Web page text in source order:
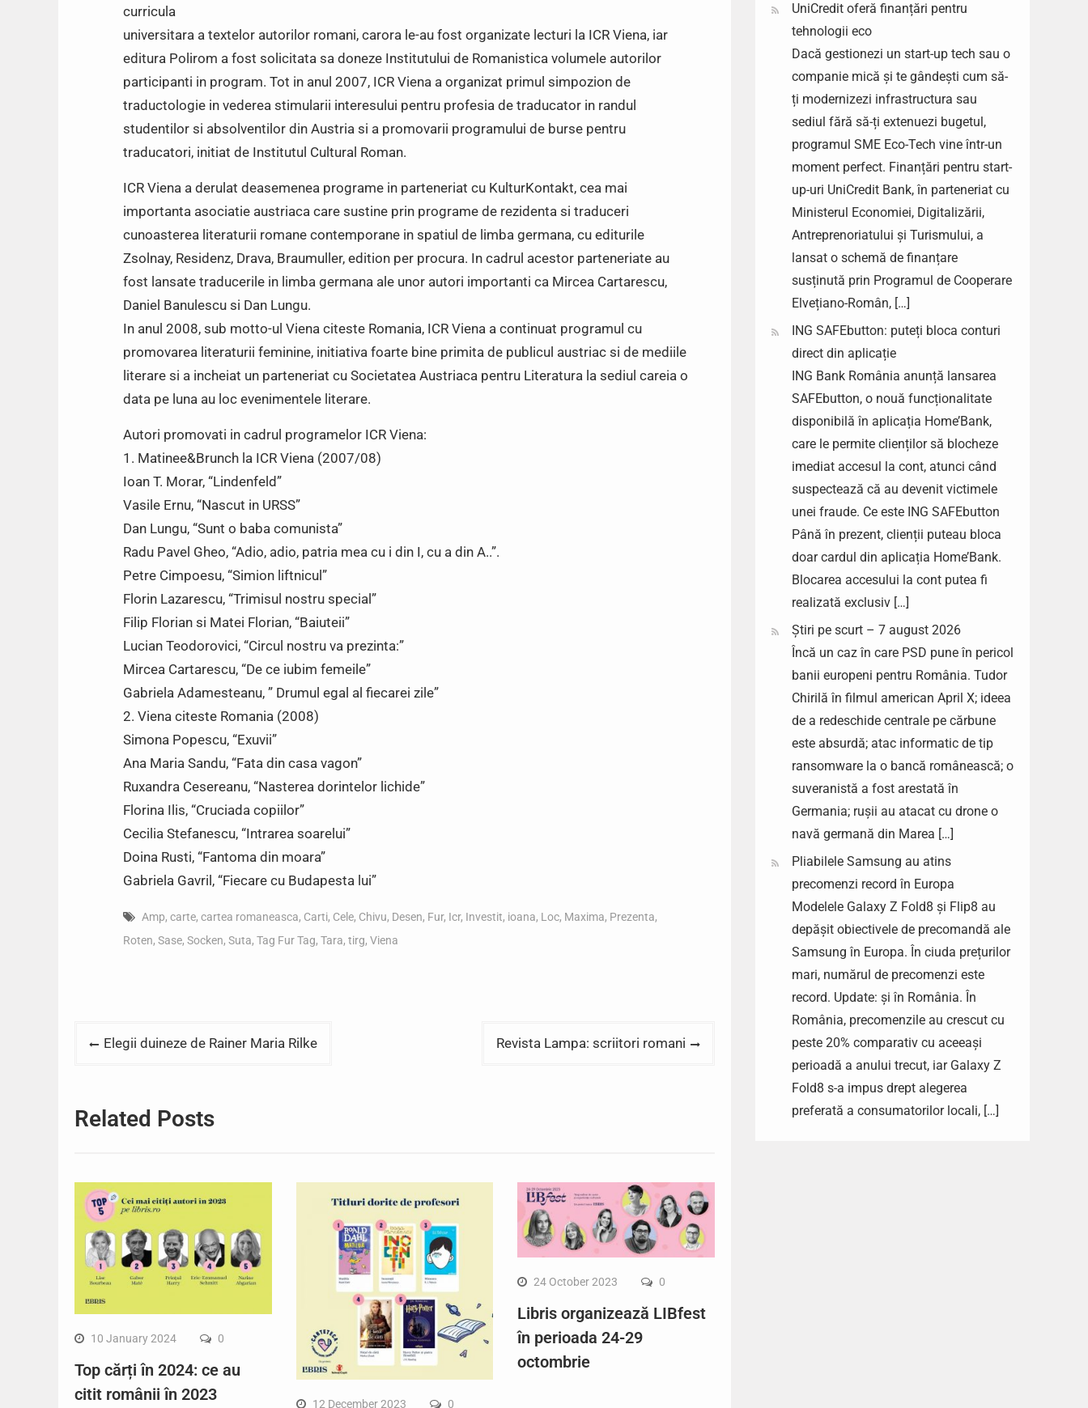
curricula
universitara a textelor autorilor romani, carora le-au fost organizate lecturi la ICR Viena, iar
editura Polirom a fost solicitata sa doneze Institutului de Romanistica volumele autorilor
participanti in program. Tot in anul 2007, ICR Viena a organizat primul simpozion de
traductologie in vederea stimularii interesului pentru profesia de traducator in randul
studentilor si absolventilor din Austria si a promovarii programului de burse pentru
traducatori, initiat de Institutul Cultural Roman.
ICR Viena a derulat deasemenea programe in parteneriat cu KulturKontakt, cea mai
importanta asociatie austriaca care sustine prin programe de rezidenta si traduceri
cunoasterea literaturii romane contemporane in spatiul de limba germana, cu editurile
Zsolnay, Residenz, Drava, Braumuller, edition per procura. In cadrul acestor parteneriate au
fost lansate traducerile in limba germana ale unor autori importanti ca Mircea Cartarescu,
Daniel Banulescu si Dan Lungu.
In anul 2008, sub motto-ul Viena citeste Romania, ICR Viena a continuat programul cu
promovarea literaturii feminine, initiativa foarte bine primita de publicul austriac si de mediile
literare si a incheiat un parteneriat cu Societatea Austriaca pentru Literatura la sediul careia o
data pe luna au loc evenimentele literare.
Autori promovati in cadrul programelor ICR Viena:
1. Matinee&Brunch la ICR Viena (2007/08)
Ioan T. Morar, “Lindenfeld”
Vasile Ernu, “Nascut in URSS”
Dan Lungu, “Sunt o baba comunista”
Radu Pavel Gheo, “Adio, adio, patria mea cu i din I, cu a din A..”.
Petre Cimpoesu, “Simion liftnicul”
Florin Lazarescu, “Trimisul nostru special”
Filip Florian si Matei Florian, “Baiuteii”
Lucian Teodorovici, “Circul nostru va prezinta:”
Mircea Cartarescu, “De ce iubim femeile”
Gabriela Adamesteanu, ” Drumul egal al fiecarei zile”
2. Viena citeste Romania (2008)
Simona Popescu, “Exuvii”
Ana Maria Sandu, “Fata din casa vagon”
Ruxandra Cesereanu, “Nasterea dorintelor lichide”
Florina Ilis, “Cruciada copiilor”
Cecilia Stefanescu, “Intrarea soarelui”
Doina Rusti, “Fantoma din moara”
Gabriela Gavril, “Fiecare cu Budapesta lui”
Amp, carte, cartea romaneasca, Carti, Cele, Chivu, Desen, Fur, Icr, Investit, ioana, Loc, Maxima, Prezenta,
Roten, Sase, Socken, Suta, Tag Fur Tag, Tara, tirg, Viena
PostElegii duineze de Rainer Maria Rilke Revista Lampa: scriitori romani
Related Posts
10 January 2024 0
Top cărți în 2024: ce au
citit românii în 2023
12 December 2023 0
24 October 2023 0
Libris organizează LIBfest
în perioada 24-29
octombrie
UniCredit oferă finanțări pentru
tehnologii eco
Dacă gestionezi un start-up tech sau o
companie mică și te gândești cum să-
ți modernizezi infrastructura sau
sediul fără să-ți extenuezi bugetul,
programul SME Eco-Tech vine într-un
moment perfect. Finanțări pentru start-
up-uri UniCredit Bank, în parteneriat cu
Ministerul Economiei, Digitalizării,
Antreprenoriatului și Turismului, a
lansat o schemă de finanțare
susținută prin Programul de Cooperare
Elvețiano-Român, […]
ING SAFEbutton: puteți bloca conturi
direct din aplicație
ING Bank România anunță lansarea
SAFEbutton, o nouă funcționalitate
disponibilă în aplicația Home’Bank,
care le permite clienților să blocheze
imediat accesul la cont, atunci când
suspectează că au devenit victimele
unei fraude. Ce este ING SAFEbutton
Până în prezent, clienții puteau bloca
doar cardul din aplicația Home’Bank.
Blocarea accesului la cont putea fi
realizată exclusiv […]
Știri pe scurt – 7 august 2026
Încă un caz în care PSD pune în pericol
banii europeni pentru România. Tudor
Chirilă în filmul american April X; ideea
de a redeschide centrale pe cărbune
este absurdă; atac informatic de tip
ransomware la o bancă românească; o
suveranistă a fost arestată în
Germania; rușii au atacat cu drone o
navă germană din Marea […]
Pliabilele Samsung au atins
precomenzi record în Europa
Modelele Galaxy Z Fold8 și Flip8 au
depășit obiectivele de precomandă ale
Samsung în Europa. În ciuda prețurilor
mari, numărul de precomenzi este
record. Update: și în România. În
România, precomenzile au crescut cu
peste 20% comparativ cu aceeași
perioadă a anului trecut, iar Galaxy Z
Fold8 s-a impus drept alegerea
preferată a consumatorilor locali, […]